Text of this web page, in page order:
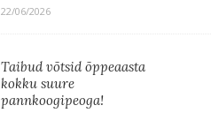
22/06/2026
Taibud võtsid õppeaasta
kokku suure
pannkoogipeoga!